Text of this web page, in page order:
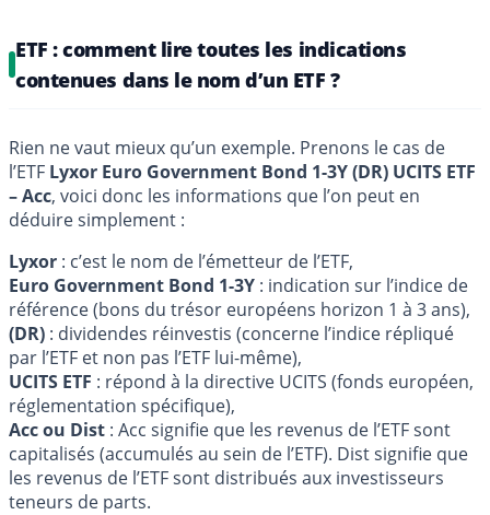
ETF : comment lire toutes les indications
contenues dans le nom d’un ETF ?
Rien ne vaut mieux qu’un exemple. Prenons le cas de
l’ETF Lyxor Euro Government Bond 1-3Y (DR) UCITS ETF
– Acc, voici donc les informations que l’on peut en
déduire simplement :
Lyxor : c’est le nom de l’émetteur de l’ETF,
Euro Government Bond 1-3Y : indication sur l’indice de
référence (bons du trésor européens horizon 1 à 3 ans),
(DR) : dividendes réinvestis (concerne l’indice répliqué
par l’ETF et non pas l’ETF lui-même),
UCITS ETF : répond à la directive UCITS (fonds européen,
réglementation spécifique),
Acc ou Dist : Acc signifie que les revenus de l’ETF sont
capitalisés (accumulés au sein de l’ETF). Dist signifie que
les revenus de l’ETF sont distribués aux investisseurs
teneurs de parts.